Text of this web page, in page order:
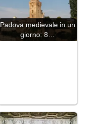
Padova medievale in un
giorno: 8…